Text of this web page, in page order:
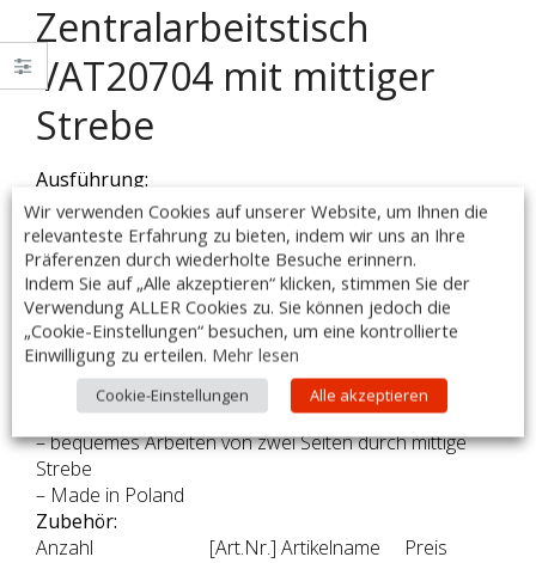
Zentralarbeitstisch
VAT20704 mit mittiger
Strebe
Ausführung:
– Maße: 2000 x 700 x 850mm
– hergestellt aus rostfreiem, ferritischen Stahl
– ohne Aufkantung
– Arbeitsplatte im oberen Teil durch Rahmen verstärkt
– Arbeitsfläche unterfüttert mit einer doppelt
laminierten Schallschutzplatte, Stärke: 18 mm
– höhenverstellbare Füße +25 mm bis -5 mm
– fest verschweißte Ausführung
– Tischbeine aus Vierkantprofil 40x40mm
– bequemes Arbeiten von zwei Seiten durch mittige
Strebe
– Made in Poland
Zubehör:
Anzahl
[Art.Nr.] Artikelname
Preis
Wir verwenden Cookies auf unserer Website, um Ihnen die
relevanteste Erfahrung zu bieten, indem wir uns an Ihre
Präferenzen durch wiederholte Besuche erinnern.
Indem Sie auf „Alle akzeptieren“ klicken, stimmen Sie der
Verwendung ALLER Cookies zu. Sie können jedoch die
„Cookie-Einstellungen“ besuchen, um eine kontrollierte
Einwilligung zu erteilen. Mehr lesen
Cookie-Einstellungen Alle akzeptieren